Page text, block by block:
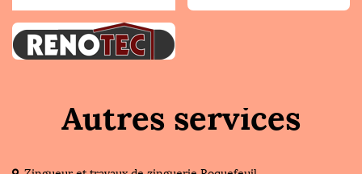
Autres services